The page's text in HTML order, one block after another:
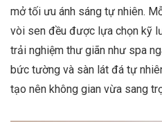
mở tối ưu ánh sáng tự nhiên.
vòi sen đều được lựa chọn kỹ
trải nghiệm thư giãn như spa
bức tường và sàn lát đá tự
tạo nên không gian vừa sang